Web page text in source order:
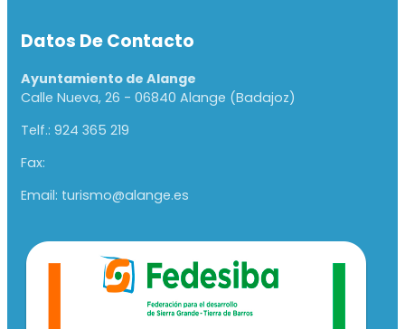
Datos De Contacto
Ayuntamiento de Alange
Calle Nueva, 26 - 06840 Alange (Badajoz)
Telf.: 924 365 219
Fax:
Email: turismo@alange.es